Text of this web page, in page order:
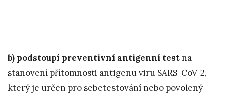
b) podstoupí preventivní antigenní testna
stanovení přítomnosti antigenu viru SARS-CoV-2,
který je určen pro sebetestování nebo povolený